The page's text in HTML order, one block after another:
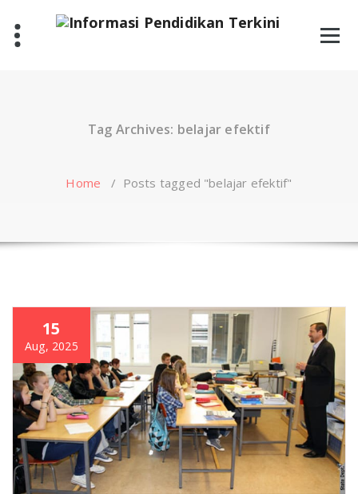
content
Tag Archives: belajar efektif
Home / Posts tagged "belajar efektif"
15
Aug, 2025